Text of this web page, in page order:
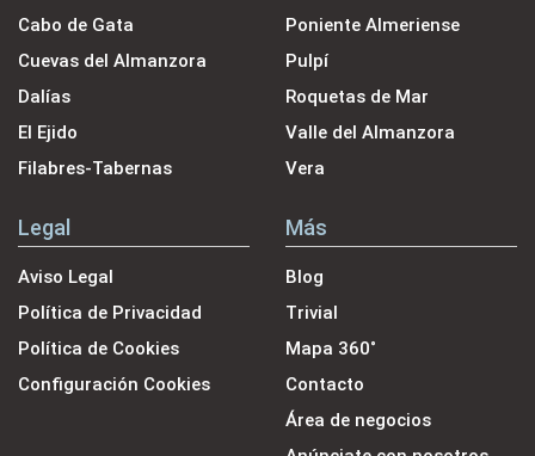
Cabo de Gata
Cuevas del Almanzora
Dalías
El Ejido
Filabres-Tabernas
Poniente Almeriense
Pulpí
Roquetas de Mar
Valle del Almanzora
Vera
Legal
Aviso Legal
Política de Privacidad
Política de Cookies
Configuración Cookies
Más
Blog
Trivial
Mapa 360˚
Contacto
Área de negocios